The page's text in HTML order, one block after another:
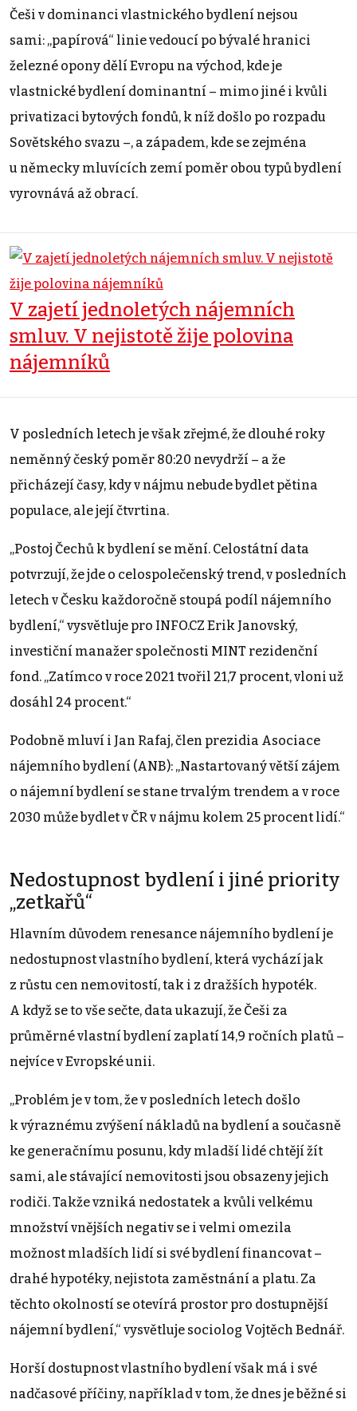
Češi v dominanci vlastnického bydlení nejsou
sami: „papírová“ linie vedoucí po bývalé hranici
železné opony dělí Evropu na východ, kde je
vlastnické bydlení dominantní – mimo jiné i kvůli
privatizaci bytových fondů, k níž došlo po rozpadu
Sovětského svazu –, a západem, kde se zejména
u německy mluvících zemí poměr obou typů bydlení
vyrovnává až obrací.
V zajetí jednoletých nájemních
smluv. V nejistotě žije polovina
nájemníků
V posledních letech je však zřejmé, že dlouhé roky
neměnný český poměr 80:20 nevydrží – a že
přicházejí časy, kdy v nájmu nebude bydlet pětina
populace, ale její čtvrtina.
„Postoj Čechů k bydlení se mění. Celostátní data
potvrzují, že jde o celospolečenský trend, v posledních
letech v Česku každoročně stoupá podíl nájemního
bydlení,“ vysvětluje pro INFO.CZ Erik Janovský,
investiční manažer společnosti MINT rezidenční
fond. „Zatímco v roce 2021 tvořil 21,7 procent, vloni už
dosáhl 24 procent.“
Podobně mluví i Jan Rafaj, člen prezidia Asociace
nájemního bydlení (ANB): „Nastartovaný větší zájem
o nájemní bydlení se stane trvalým trendem a v roce
2030 může bydlet v ČR v nájmu kolem 25 procent lidí.“
Nedostupnost bydlení i jiné priority
„zetkařů“
Hlavním důvodem renesance nájemního bydlení je
nedostupnost vlastního bydlení, která vychází jak
z růstu cen nemovitostí, tak i z dražších hypoték.
A když se to vše sečte, data ukazují, že Češi za
průměrné vlastní bydlení zaplatí 14,9 ročních platů –
nejvíce v Evropské unii.
„Problém je v tom, že v posledních letech došlo
k výraznému zvýšení nákladů na bydlení a současně
ke generačnímu posunu, kdy mladší lidé chtějí žít
sami, ale stávající nemovitosti jsou obsazeny jejich
rodiči. Takže vzniká nedostatek a kvůli velkému
množství vnějších negativ se i velmi omezila
možnost mladších lidí si své bydlení financovat –
drahé hypotéky, nejistota zaměstnání a platu. Za
těchto okolností se otevírá prostor pro dostupnější
nájemní bydlení,“ vysvětluje sociolog Vojtěch Bednář.
Horší dostupnost vlastního bydlení však má i své
nadčasové příčiny, například v tom, že dnes je běžné si